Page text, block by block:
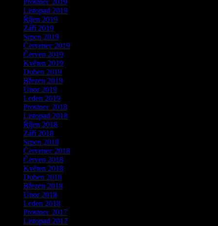
Prosinec 2019
Listopad 2019
Říjen 2019
Září 2019
Srpen 2019
Červenec 2019
Červen 2019
Květen 2019
Duben 2019
Březen 2019
Únor 2019
Leden 2019
Prosinec 2018
Listopad 2018
Říjen 2018
Září 2018
Srpen 2018
Červenec 2018
Červen 2018
Květen 2018
Duben 2018
Březen 2018
Únor 2018
Leden 2018
Prosinec 2017
Listopad 2017